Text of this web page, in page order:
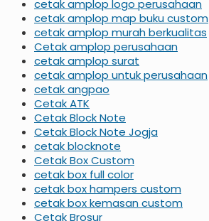
cetak amplop logo perusahaan
cetak amplop map buku custom
cetak amplop murah berkualitas
Cetak amplop perusahaan
cetak amplop surat
cetak amplop untuk perusahaan
cetak angpao
Cetak ATK
Cetak Block Note
Cetak Block Note Jogja
cetak blocknote
Cetak Box Custom
cetak box full color
cetak box hampers custom
cetak box kemasan custom
Cetak Brosur